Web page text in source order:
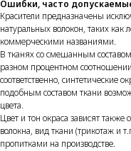
Ошибки, часто
Красители предназначены
натуральных волокон, таких как
коммерческими названиями.
В тканях со смешанным
разном процентном
соответственно, синтетические
подобным составом ткани
цвета.
Цвет и тон окраса зависят также
волокна, вид ткани (трикотаж и
пропитками на производстве.